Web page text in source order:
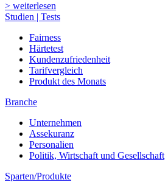
> weiterlesen
Studien | Tests
Fairness
Härtetest
Kundenzufriedenheit
Tarifvergleich
Produkt des Monats
Branche
Unternehmen
Assekuranz
Personalien
Politik, Wirtschaft und Gesellschaft
Sparten/Produkte